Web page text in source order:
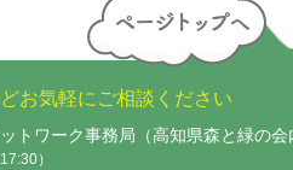
お気軽にご相談ください
トワーク事務局（高知県森と緑の会
）